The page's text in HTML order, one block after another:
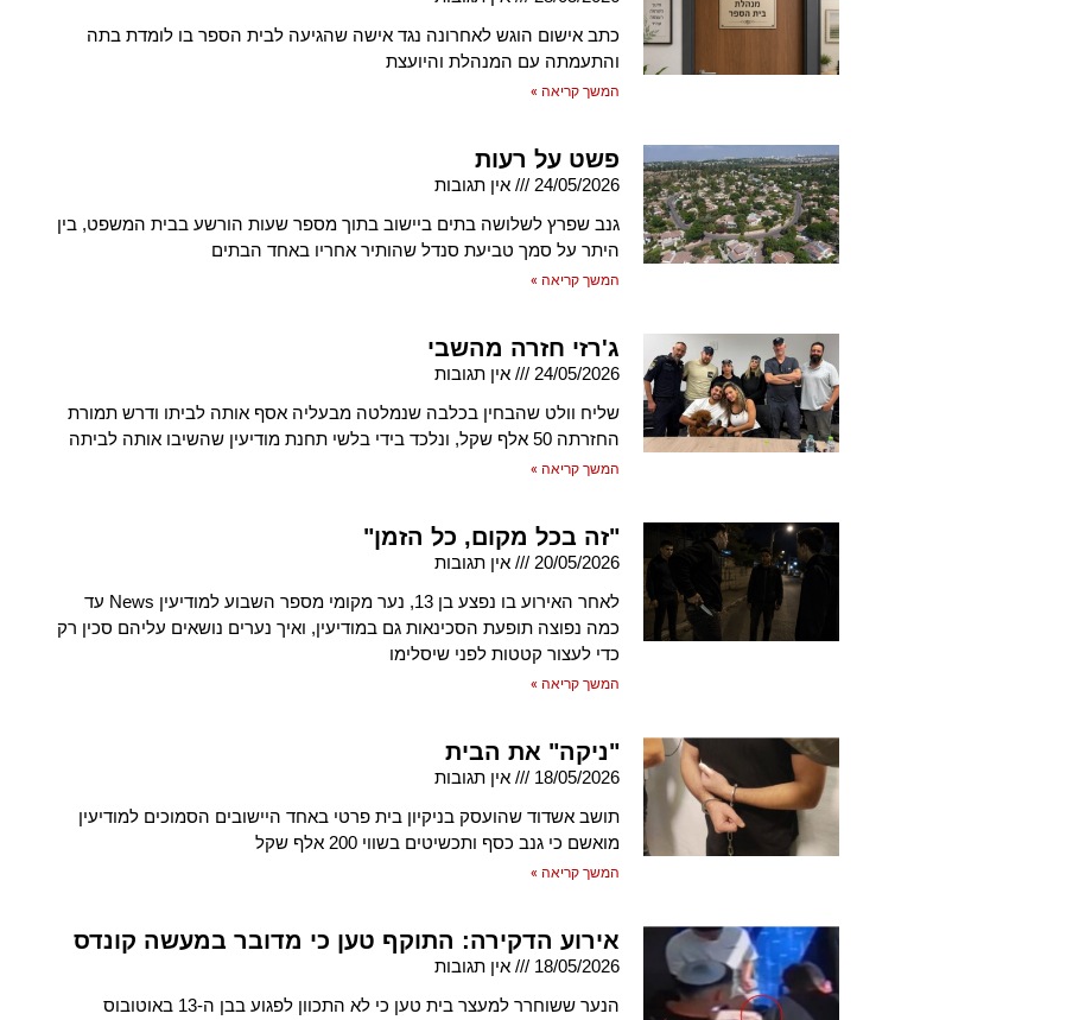
כתב אישום הוגש לאחרונה נגד אישה שהגיעה לבית הספר בו לומדת בתה
והתעמתה עם המנהלת והיועצת
המשך קריאה »
פשט על רעות
24/05/2026
אין תגובות
גנב שפרץ לשלושה בתים ביישוב בתוך מספר שעות הורשע בבית המשפט, בין
היתר על סמך טביעת סנדל שהותיר אחריו באחד הבתים
המשך קריאה »
ג'רזי חזרה מהשבי
24/05/2026
אין תגובות
שליח וולט שהבחין בכלבה שנמלטה מבעליה אסף אותה לביתו ודרש תמורת
החזרתה 50 אלף שקל, ונלכד בידי בלשי תחנת מודיעין שהשיבו אותה לביתה
המשך קריאה »
"זה בכל מקום, כל הזמן"
20/05/2026
אין תגובות
לאחר האירוע בו נפצע בן 13, נער מקומי מספר השבוע למודיעין News עד
כמה נפוצה תופעת הסכינאות גם במודיעין, ואיך נערים נושאים עליהם סכין רק
כדי לעצור קטטות לפני שיסלימו
המשך קריאה »
"ניקה" את הבית
18/05/2026
אין תגובות
תושב אשדוד שהועסק בניקיון בית פרטי באחד היישובים הסמוכים למודיעין
מואשם כי גנב כסף ותכשיטים בשווי 200 אלף שקל
המשך קריאה »
אירוע הדקירה: התוקף טען כי מדובר במעשה קונדס
18/05/2026
אין תגובות
הנער ששוחרר למעצר בית טען כי לא התכוון לפגוע בבן ה-13 באוטובוס